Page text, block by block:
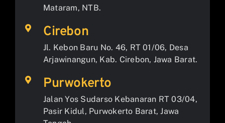
Mataram, NTB.
Cirebon
Jl. Kebon Baru No. 46, RT 01/06, Desa
Arjawinangun, Kab. Cirebon, Jawa Barat.
Purwokerto
Jalan Yos Sudarso Kebanaran RT 03/04,
Pasir Kidul, Purwokerto Barat, Jawa